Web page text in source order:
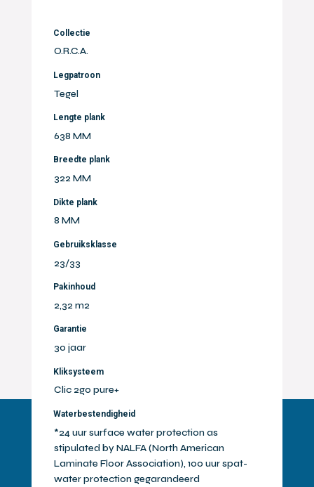
Collectie
O.R.C.A.
Legpatroon
Tegel
Lengte plank
638 MM
Breedte plank
322 MM
Dikte plank
8 MM
Gebruiksklasse
23/33
Pakinhoud
2,32 m2
Garantie
30 jaar
Kliksysteem
Clic 2go pure+
Waterbestendigheid
*24 uur surface water protection as
stipulated by NALFA (North American
Laminate Floor Association), 100 uur spat-
water protection gegarandeerd